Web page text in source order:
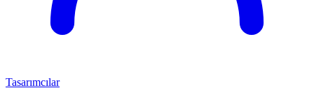
Tasarımcılar